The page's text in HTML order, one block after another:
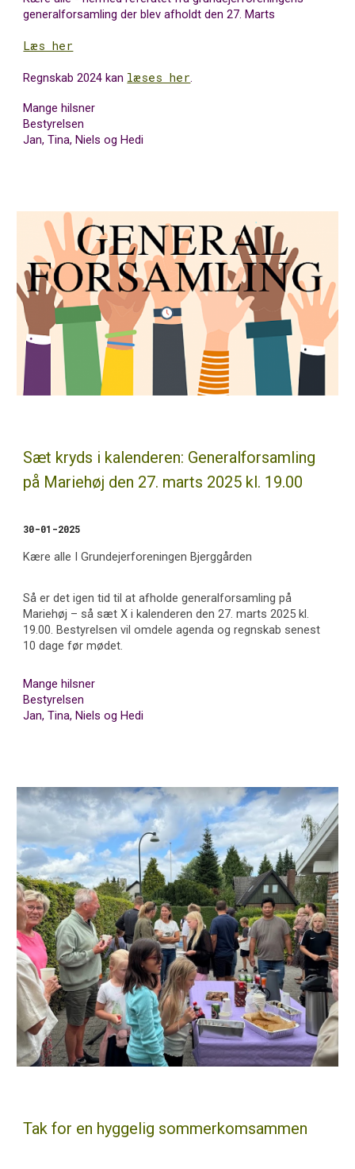
generalforsamling der blev afholdt den 27. Marts
Læs her
Regnskab 2024 kan læses her
Mange hilsner
Bestyrelsen
Jan, Tina, Niels og Hedi
Sæt kryds i kalenderen: Generalforsamling
på Mariehøj den 27. marts 2025 kl. 19.00
30-01 -2025
Kære alle I Grundejerforeningen Bjerggården
Så er det igen tid til at afholde generalforsamling på
Mariehøj – så sæt X i kalenderen den27.marts 2025 kl.
19.00. Bestyrelsen vil omdele agenda og regnskab senest
10 dage før mødet.
Mange hilsner
Bestyrelsen
Jan, Tina, Niels og Hedi
Tak for en hyggelig sommerkomsammen